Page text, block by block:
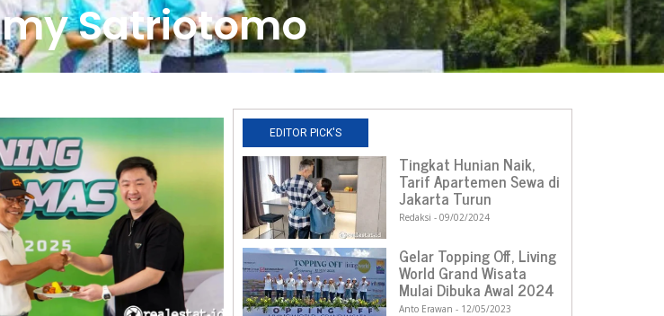
Satriotomo
EDITOR PICK'S
Tingkat Hunian Naik,
Tarif Apartemen Sewa di
Jakarta Turun
Redaksi 09/02/2024
Gelar Topping Off, Living
World Grand Wisata
Mulai Dibuka Awal 2024
Anto Erawan 12/05/2023